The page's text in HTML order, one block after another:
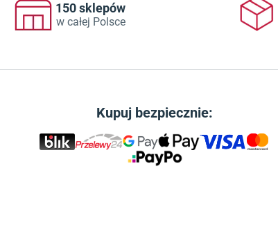
150 sklepów
w całej Polsce
Kupuj bezpiecznie: